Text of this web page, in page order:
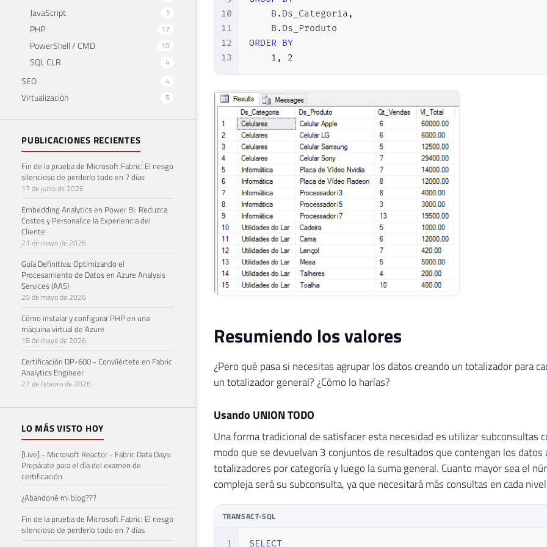
JavaScript 1
PHP 17
PowerShell / CMD 10
SQL CLR 4
SEO 4
Virtualización 5
PUBLICACIONES RECIENTES
Fin de la prueba de Microsoft Fabric: El riesgo
silencioso de perderlo todo en 7 días
17 de junio de 2026
Embedding Analytics en Power BI: Reduzca
Costos y Personalice la Experiencia del
Cliente
21 de mayo de 2026
Guía Definitiva: Optimizando el
Procesamiento de Datos en Azure Analysis
Services (AAS)
20 de mayo de 2026
Cómo instalar y configurar PHP en una
máquina virtual de Azure
18 de mayo de 2026
Certificación DP-600 - Convíiértete en Fabric
Analytics Engineer
27 de febrero de 2026
LO MÁS VISTO HOY
[Live] - Microsoft Reactor - Fabric Data Days:
Prepárate para el día del examen de
certificación
¿Abandoné mi blog???
Fin de la prueba de Microsoft Fabric: El riesgo
silencioso de perderlo todo en 7 días
36
37
38
39
42
44
45
46
47
48
49
DECLARE @Contador
WHILE @Contador
INSERT
SELECT
( SELECT TOP Codigo FROM #Produtos ORDER BY
DATEADD
CAST () * 364
SET @Contador += 1
END
10
11
12
13
    B
. Ds_Categoria ,
    B
.
ORDER BY
1 , 2
Resumiendo los valores
¿Pero qué pasa si necesitas agrupar los datos creando un totalizador para
un totalizador general? ¿Cómo lo harías?
Usando UNION TODO
Una forma tradicional de satisfacer esta necesidad es utilizar subconsultas
modo que se devuelvan 3 conjuntos de resultados que contengan los datos
totalizadores por categoría y luego la suma general. Cuanto mayor sea el
compleja será su subconsulta, ya que necesitará más consultas en cada
TRANSACT-SQL
1 SELECT